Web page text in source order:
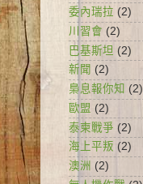
委內瑞拉 (2)
川習會 (2)
巴基斯坦 (2)
新聞 (2)
梟息報你知 (2)
歐盟 (2)
泰柬戰爭 (2)
海上平叛 (2)
澳洲 (2)